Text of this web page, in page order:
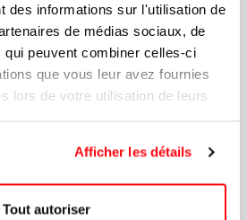
des informations sur l'utilisation de
de médias sociaux, de
qui peuvent combiner celles-ci
que vous leur avez fournies
lors de votre utilisation de leurs
Afficher les détails
Tout autoriser